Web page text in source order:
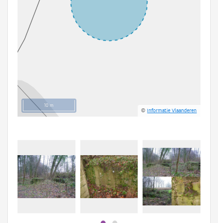
10 m
©Informatie Vlaanderen